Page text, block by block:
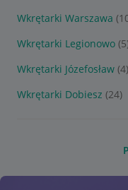
Wkrętarki Warszawa
Wkrętarki Legionowo
Wkrętarki Józefosław (4)
Wkrętarki Dobiesz (24)